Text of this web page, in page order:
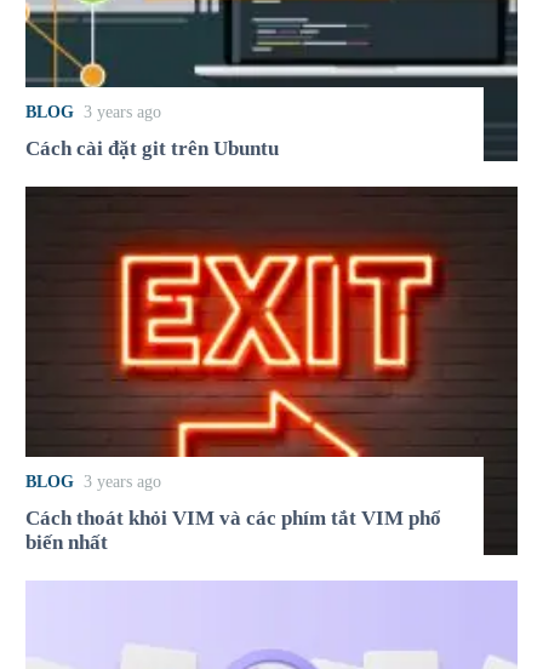
BLOG 3 years ago
Cách cài đặt git trên Ubuntu
BLOG 3 years ago
Cách thoát khỏi VIM và các phím tắt VIM phổ
biến nhất